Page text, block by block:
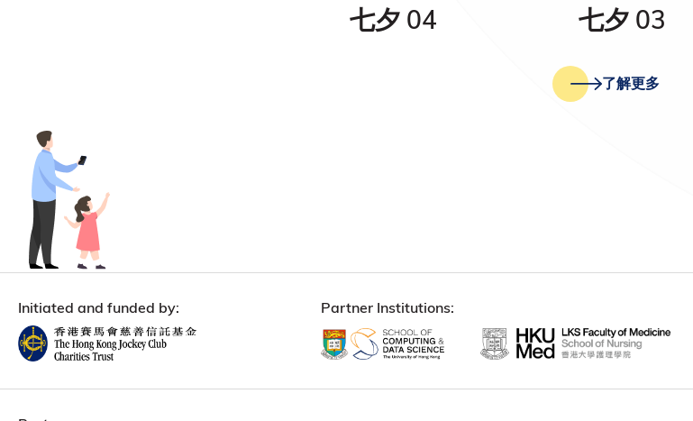
七夕 04 七夕 03
了解更多
Initiated and funded by: Partner Institutions: